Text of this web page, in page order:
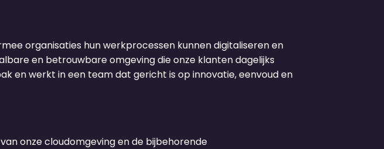
organisaties hun werkprocessen kunnen digitaliseren en
en betrouwbare omgeving die onze klanten dagelijks
en werkt in een team dat gericht is op innovatie, eenvoud en
onze cloudomgeving en de bijbehorende